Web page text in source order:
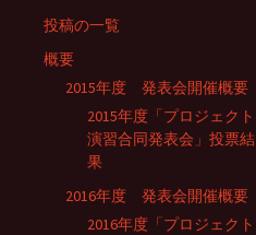
投稿の一覧
概要
2015年度 発表会開催概要
2015年度「プロジェクト
演習合同発表会」投票結
果
2016年度 発表会開催概要
2016年度「プロジェクト